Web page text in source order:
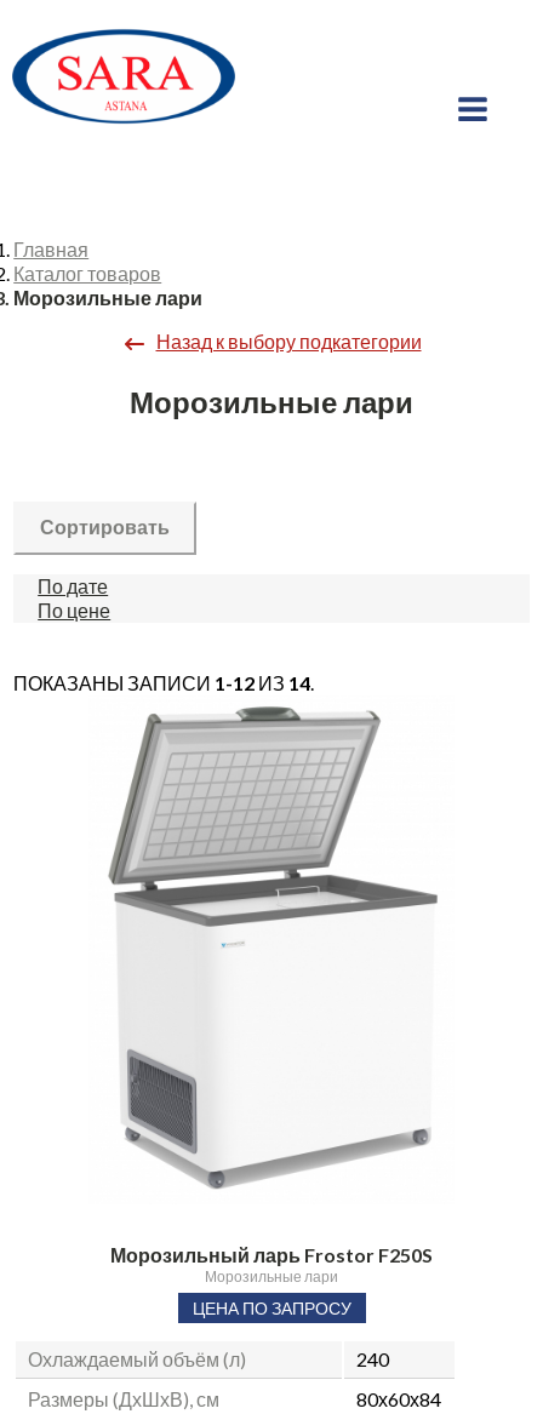
Главная
Каталог товаров
Морозильные лари
Назад к выбору подкатегории
Морозильные лари
Сортировать
По дате
По цене
ПОКАЗАНЫ ЗАПИСИ 1-12 ИЗ 14.
Морозильный ларь Frostor F250S
Морозильные лари
ЦЕНА ПО ЗАПРОСУ
Охлаждаемый объём (л)
240
Размеры (ДхШхВ), см
80х60х84